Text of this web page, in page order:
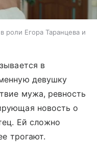
роли Егора Таранцева и
в
девушку
мужа, ревность
новость о
Ей сложно
трогают.